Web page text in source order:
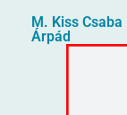
M. Kiss
Árpád